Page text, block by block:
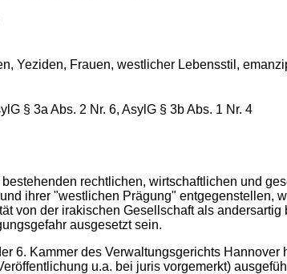
Yeziden, Frauen, westlicher Lebensstil,
§ 3a Abs. 2 Nr. 6, AsylG § 3b Abs. 1 Nr. 4
rechtlichen, wirtschaftlichen und
ihrer "westlichen Prägung" entgegenstellen,
von der irakischen Gesellschaft als
ausgesetzt sein.
6. Kammer des Verwaltungsgerichts
u.a. bei juris vorgemerkt)